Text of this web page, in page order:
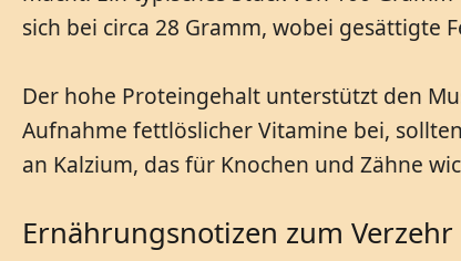
sich bei circa 28 Gramm, wobei
Der hohe Proteingehalt unterstützt den
Aufnahme fettlöslicher Vitamine bei,
an Kalzium, das für Knochen und Zähne
Ernährungsnotizen zum Verzehr